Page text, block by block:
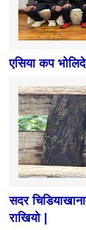
एसिया कप
सदर
राखियो |